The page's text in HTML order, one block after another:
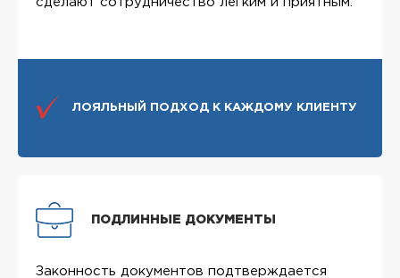
ЛОЯЛЬНЫЙ ПОДХОД К КАЖДОМУ КЛИЕНТУ
ПОДЛИННЫЕ ДОКУМЕНТЫ
Законность документов подтверждается